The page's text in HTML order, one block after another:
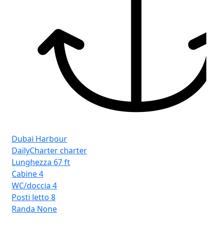
Dubai Harbour
DailyCharter charter
Lunghezza 67 ft
Cabine4
WC/doccia 4
Posti letto 8
Randa None